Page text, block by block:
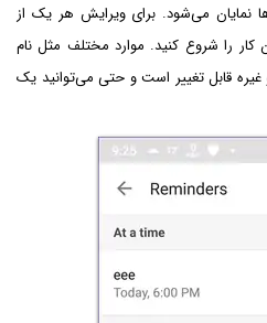
نمایان می‌شود. برای ویرایش هر یک از
کار را شروع کنید. موارد مختلف مثل نام
غیره قابل تغییر است و حتی می‌توانید یک